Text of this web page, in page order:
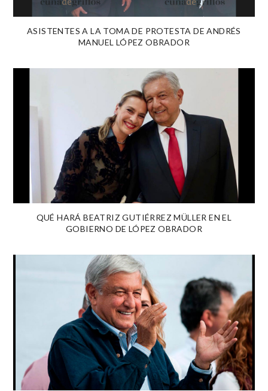
ASISTENTES A LA TOMA DE PROTESTA DE ANDRÉS
MANUEL LÓPEZ OBRADOR
QUÉ HARÁ BEATRIZ GUTIÉRREZ MÜLLER EN EL
GOBIERNO DE LÓPEZ OBRADOR